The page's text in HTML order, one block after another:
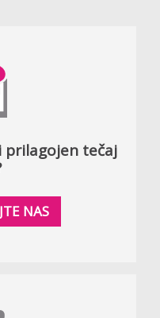
prilagojen tečaj
NAS